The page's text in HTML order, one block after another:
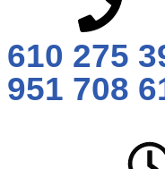
610 275
951 708